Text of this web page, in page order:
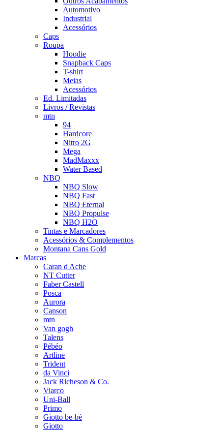
Automotivo
Industrial
Acessórios
Caps
Roupa
Hoodie
Snapback Caps
T-shirt
Meias
Acessórios
Ed. Limitadas
Livros / Revistas
mtn
94
Hardcore
Nitro 2G
Mega
MadMaxxx
Water Based
NBQ
NBQ Slow
NBQ Fast
NBQ Eternal
NBQ Propulse
NBQ H2O
Tintas e Marcadores
Acessórios & Complementos
Montana Cans Gold
Marcas
Caran d Ache
NT Cutter
Faber Castell
Posca
Aurora
Canson
mtn
Van gogh
Talens
Pébéo
Artline
Trident
da Vinci
Jack Richeson & Co.
Viarco
Uni-Ball
Primo
Giotto be-bè
Giotto